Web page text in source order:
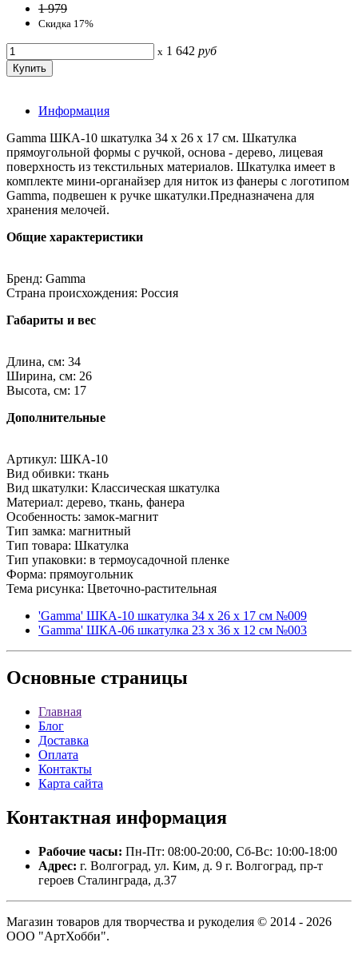
1 979
Скидка 17%
x 1 642 руб
Информация
Gamma ШКА-10 шкатулка 34 х 26 х 17 см. Шкатулка
прямоугольной формы с ручкой, основа - дерево, лицевая
поверхность из текстильных материалов. Шкатулка имеет в
комплекте мини-органайзер для ниток из фанеры с логотипом
Gamma, подвешен к ручке шкатулки.Предназначена для
хранения мелочей.
Общие характеристики
Бренд: Gamma
Страна происхождения: Россия
Габариты и вес
Длина, см: 34
Ширина, см: 26
Высота, см: 17
Дополнительные
Артикул: ШКА-10
Вид обивки: ткань
Вид шкатулки: Классическая шкатулка
Материал: дерево, ткань, фанера
Особенность: замок-магнит
Тип замка: магнитный
Тип товара: Шкатулка
Тип упаковки: в термоусадочной пленке
Форма: прямоугольник
Тема рисунка: Цветочно-растительная
'Gamma' ШКА-10 шкатулка 34 х 26 х 17 см №009
'Gamma' ШКА-06 шкатулка 23 х 36 х 12 см №003
Основные страницы
Главная
Блог
Доставка
Оплата
Контакты
Карта сайта
Контактная информация
Рабочие часы: Пн-Пт: 08:00-20:00, Сб-Вс: 10:00-18:00
Адрес: г. Волгоград, ул. Ким, д. 9 г. Волгоград, пр-т
героев Сталинграда, д.37
Магазин товаров для творчества и рукоделия © 2014 - 2026
ООО "АртХобби".